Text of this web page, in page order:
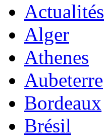
Actualités
Alger
Athenes
Aubeterre
Bordeaux
Brésil